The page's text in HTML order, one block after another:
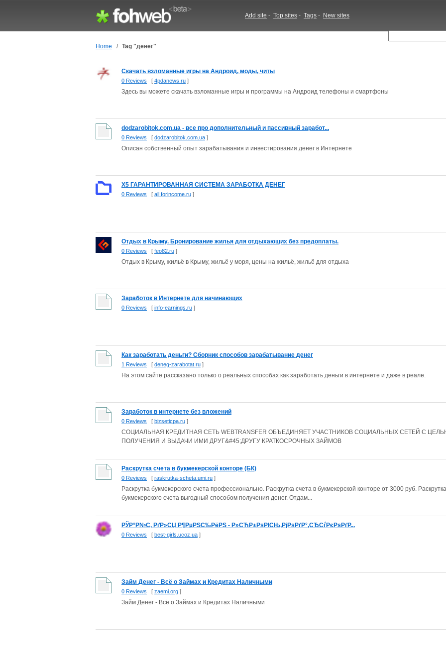
Add site - Top sites - Tags - New sites
Home / Tag "денег"
Cкачать взломанные игры на Андроид, моды, читы
0 Reviews [ 4pdanews.ru ]
Здесь вы можете скачать взломанные игры и программы на Андроид телефоны и смартфоны
dodzarobitok.com.ua - все про дополнительный и пассивный заработ...
0 Reviews [ dodzarobitok.com.ua ]
Описан собственный опыт зарабатывания и инвестирования денег в Интернете
X5 ГАРАНТИРОВАННАЯ СИСТЕМА ЗАРАБОТКА ДЕНЕГ
0 Reviews [ all.forincome.ru ]
Отдых в Крыму. Бронирование жилья для отдыхающих без предоплаты.
0 Reviews [ feo82.ru ]
Отдых в Крыму, жильё в Крыму, жильё у моря, цены на жильё, жильё для отдыха
Заработок в Интернете для начинающих
0 Reviews [ info-earnings.ru ]
Как заработать деньги? Сборник способов зарабатывание денег
1 Reviews [ deneg-zarabotat.ru ]
На этом сайте рассказано только о реальных способах как заработать деньги в интернете и даже в реале.
Заработок в интернете без вложений
0 Reviews [ bizseticpa.ru ]
СОЦИАЛЬНАЯ КРЕДИТНАЯ СЕТЬ WEBTRANSFER ОБЪЕДИНЯЕТ УЧАСТНИКОВ СОЦИАЛЬНЫХ СЕТЕЙ С
ПОЛУЧЕНИЯ И ВЫДАЧИ ИМИ ДРУГ&#45;ДРУГУ КРАТКОСРОЧНЫХ ЗАЙМОВ
Раскрутка счета в букмекерской конторе (БК)
0 Reviews [ raskrutka-scheta.umi.ru ]
Раскрутка букмекерского счета профессионально. Раскрутка счета в букмекерской конторе от 3000 руб. Раскрутка
букмекерского счета выгодный способом получения денег. Отдам...
РЎР°Р№С‚ РґР»СЏ Р¶РµРЅС‰РёРЅ - Р»СЋР±РѕРІСЊ,РјРѕРґР°,СЂСѓРєРѕРґР...
0 Reviews [ best-girls.ucoz.ua ]
Займ Денег - Всё о Займах и Кредитах Наличными
0 Reviews [ zaemi.org ]
Займ Денег - Всё о Займах и Кредитах Наличными